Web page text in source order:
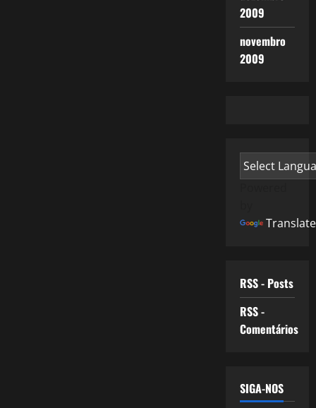
2009
novembro
2009
Translate
RSS - Posts
RSS -
Comentários
SIGA-NOS